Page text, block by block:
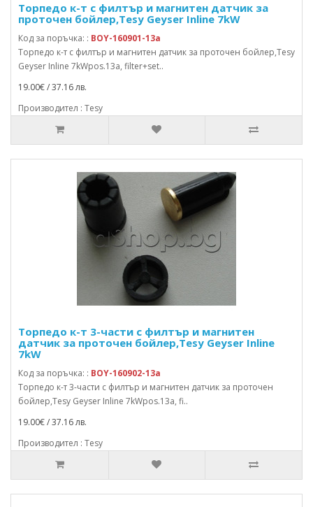
Торпедо к-т с филтър и магнитен датчик за
проточен бойлер,Tesy Geyser Inline 7kW
Код за поръчка: : BOY-160901-13a
Торпедо к-т с филтър и магнитен датчик за проточен бойлер,Tesy
Geyser Inline 7kWpos.13a, filter+set..
19.00€ / 37.16 лв.
Производител : Tesy
Торпедо к-т 3-части с филтър и магнитен
датчик за проточен бойлер,Tesy Geyser Inline
7kW
Код за поръчка: : BOY-160902-13a
Торпедо к-т 3-части с филтър и магнитен датчик за проточен
бойлер,Tesy Geyser Inline 7kWpos.13a, fi..
19.00€ / 37.16 лв.
Производител : Tesy